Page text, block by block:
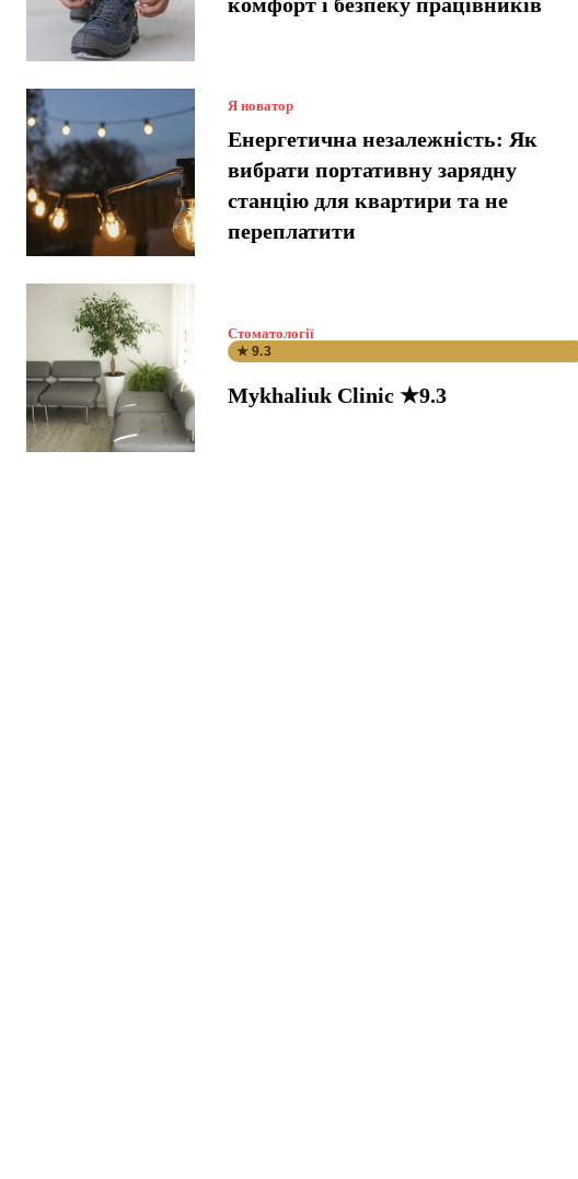
комфорт і безпеку працівників
Я новатор
Енергетична незалежність: Як
вибрати портативну зарядну
станцію для квартири та не
переплатити
Стоматології
★ 9.3
Mykhaliuk Clinic ★9.3